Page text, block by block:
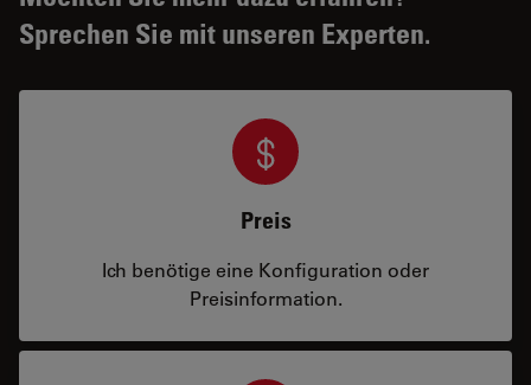
Sprechen Sie mit unseren Experten.
Preis
Ich benötige eine Konfiguration oder
Preisinformation.